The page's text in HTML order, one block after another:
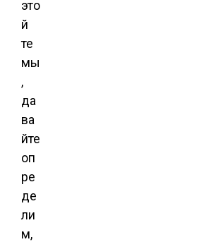
это
й
те
мы
,
да
ва
йте
оп
ре
де
ли
м,